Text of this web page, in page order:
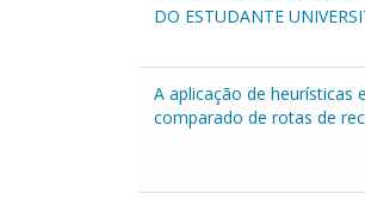
DO ESTUDANTE
A aplicação de heurísticas
comparado de rotas de